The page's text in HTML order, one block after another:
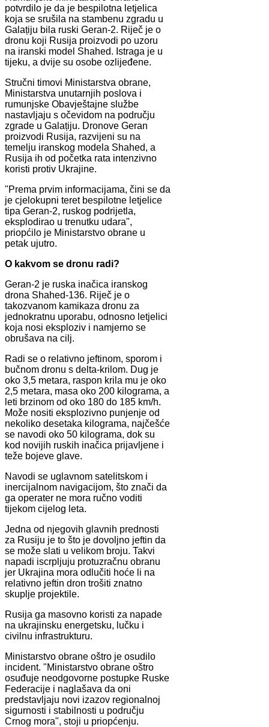
potvrdilo je da je bespilotna letjelica
koja se srušila na stambenu zgradu u
Galațiju bila ruski Geran-2. Riječ je o
dronu koji Rusija proizvodi po uzoru
na iranski model Shahed. Istraga je u
tijeku, a dvije su osobe ozlijeđene.
Stručni timovi Ministarstva obrane,
Ministarstva unutarnjih poslova i
rumunjske Obavještajne službe
nastavljaju s očevidom na području
zgrade u Galațiju. Dronove Geran
proizvodi Rusija, razvijeni su na
temelju iranskog modela Shahed, a
Rusija ih od početka rata intenzivno
koristi protiv Ukrajine.
"Prema prvim informacijama, čini se da
je cjelokupni teret bespilotne letjelice
tipa Geran-2, ruskog podrijetla,
eksplodirao u trenutku udara",
priopćilo je Ministarstvo obrane u
petak ujutro.
O kakvom se dronu radi?
Geran-2 je ruska inačica iranskog
drona Shahed-136. Riječ je o
takozvanom kamikaza dronu za
jednokratnu uporabu, odnosno letjelici
koja nosi eksploziv i namjerno se
obrušava na cilj.
Radi se o relativno jeftinom, sporom i
bučnom dronu s delta-krilom. Dug je
oko 3,5 metara, raspon krila mu je oko
2,5 metara, masa oko 200 kilograma, a
leti brzinom od oko 180 do 185 km/h.
Može nositi eksplozivno punjenje od
nekoliko desetaka kilograma, najčešće
se navodi oko 50 kilograma, dok su
kod novijih ruskih inačica prijavljene i
teže bojeve glave.
Navodi se uglavnom satelitskom i
inercijalnom navigacijom, što znači da
ga operater ne mora ručno voditi
tijekom cijelog leta.
Jedna od njegovih glavnih prednosti
za Rusiju je to što je dovoljno jeftin da
se može slati u velikom broju. Takvi
napadi iscrpljuju protuzračnu obranu
jer Ukrajina mora odlučiti hoće li na
relativno jeftin dron trošiti znatno
skuplje projektile.
Rusija ga masovno koristi za napade
na ukrajinsku energetsku, lučku i
civilnu infrastrukturu.
Ministarstvo obrane oštro je osudilo
incident. "Ministarstvo obrane oštro
osuđuje neodgovorne postupke Ruske
Federacije i naglašava da oni
predstavljaju novi izazov regionalnoj
sigurnosti i stabilnosti u području
Crnog mora", stoji u priopćenju.